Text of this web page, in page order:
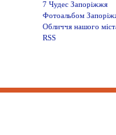
7 Чудес Запоріжжя
Фотоальбом
Обличчя нашого
RSS